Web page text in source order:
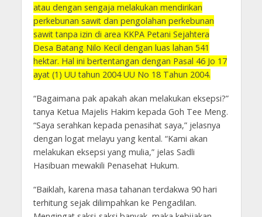
atau dengan sengaja melakukan mendirikan
perkebunan sawit dan pengolahan perkebunan
sawit tanpa izin di area KKPA Petani Sejahtera
Desa Batang Nilo Kecil dengan luas lahan 541
hektar. Hal ini bertentangan dengan Pasal 46 Jo 17
ayat (1) UU tahun 2004 UU No 18 Tahun 2004.
“Bagaimana pak apakah akan melakukan eksepsi?”
tanya Ketua Majelis Hakim kepada Goh Tee Meng.
“Saya serahkan kepada penasihat saya,” jelasnya
dengan logat melayu yang kental. “Kami akan
melakukan eksepsi yang mulia,” jelas Sadli
Hasibuan mewakili Penasehat Hukum.
“Baiklah, karena masa tahanan terdakwa 90 hari
terhitung sejak dilimpahkan ke Pengadilan.